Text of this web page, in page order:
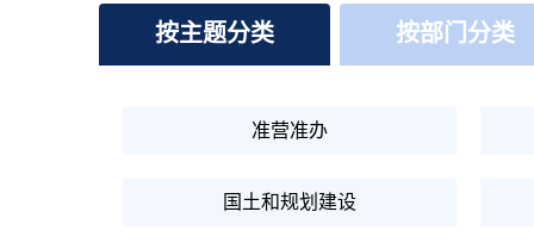
按主题分类 按部门分类
准营准办
国土和规划建设